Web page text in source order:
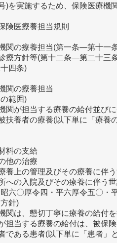
)を実施するため、保険医療機
険医療養担当規則
関の療養担当(第一条―第十一
療方針等(第十二条―第二十三
四条)
関の療養担当
範囲)
が担当する療養の給付並び
扶養者の療養(以下単に「療養
料の支給
他の治療
養上の管理及びその療養に伴
の入院及びその療養に伴う
六〇厚令四・平六厚令五〇・
針)
は、懇切丁寧に療養の給付を
当する療養の給付は、被保
である患者(以下単に「患者」